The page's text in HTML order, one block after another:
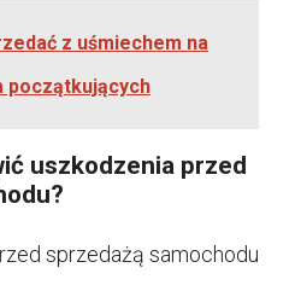
z uśmiechem na
początkujących
uszkodzenia przed
sprzedażą samochodu